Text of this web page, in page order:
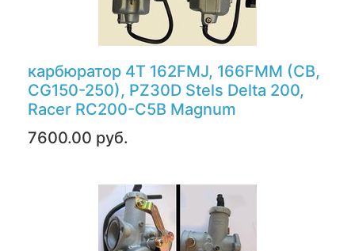
карбюратор 4Т 162FMJ, 166FMM (CB,
CG150-250), PZ30D Stels Delta 200,
Racer RC200-C5B Magnum
7600.00 руб.